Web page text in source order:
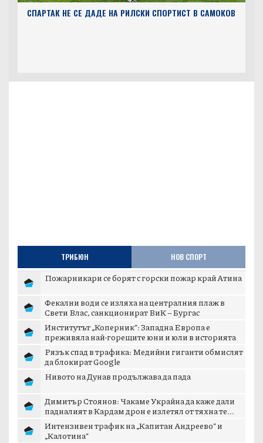
СПАРТАК НЕ СЕ ДАДЕ НА РИЛСКИ СПОРТИСТ В САМОКОВ
ТРИБЮН НОВ СПОРТ
Пожарникари се борят с горски пожар край Атина
Фекални води се изляха на централния плаж в
Свети Влас, санкционират ВиК – Бургас
Институтът „Коперник“: Западна Европа е
преживяла най-горещите юни и юли в историята
Рязък спад в трафика: Медийни гиганти обмислят
да блокират Google
Нивото на Дунав продължава да пада
Димитър Стоянов: Чакаме Украйна да каже дали
падналият в Кардам дрон е излетял от тяхна те...
Интензивен трафик на „Капитан Андреево“ и
„Калотина“